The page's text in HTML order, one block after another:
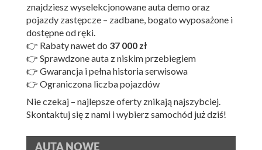
znajdziesz wyselekcjonowane auta demo oraz
pojazdy zastępcze – zadbane, bogato wyposażone i
dostępne od ręki.
👉 Rabaty nawet do 37 000 zł
👉 Sprawdzone auta z niskim przebiegiem
👉 Gwarancja i pełna historia serwisowa
👉 Ograniczona liczba pojazdów
Nie czekaj – najlepsze oferty znikają najszybciej.
Skontaktuj się z nami i wybierz samochód już dziś!
AUTA NOWE